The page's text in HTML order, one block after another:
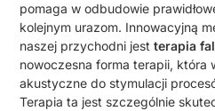
pomaga w odbudowie
kolejnym urazom. Innowacyjną
naszej przychodni jestterapia
nowoczesna forma terapii, która
akustyczne do stymulacji
Terapia ta jest szczególnie